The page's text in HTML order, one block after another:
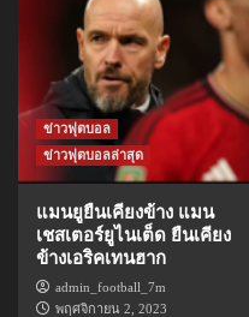
ข่าวฟุตบอล
ข่าวฟุตบอลล่าสุด
แมนยูยืนเคียงข้าง แมน
เชสเตอร์ยูไนเต็ด ยืนเคียง
ข้างเอริคเทนฮาก
admin_football_7m
พฤศจิกายน 2, 2023